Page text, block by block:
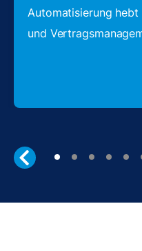
Automatisierung hebt
und